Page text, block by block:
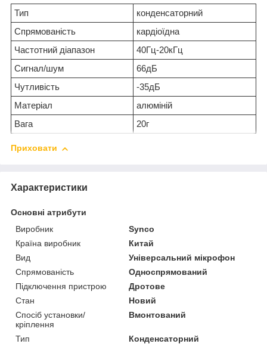
Тип
конденсаторний
Спрямованість
кардіоїдна
Частотний діапазон
40Гц-20кГц
Сигнал/шум
66дБ
Чутливість
-35дБ
Матеріал
алюміній
Вага
20г
Приховати
Характеристики
Основні атрибути
Виробник
Synco
Країна виробник
Китай
Вид
Універсальний мікрофон
Спрямованість
Односпрямований
Підключення пристрою
Дротове
Стан
Новий
Спосіб установки/
кріплення
Вмонтований
Тип
Конденсаторний